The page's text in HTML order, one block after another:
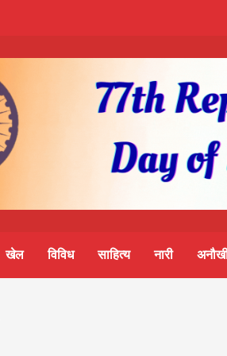
खेल विविध साहित्य नारी